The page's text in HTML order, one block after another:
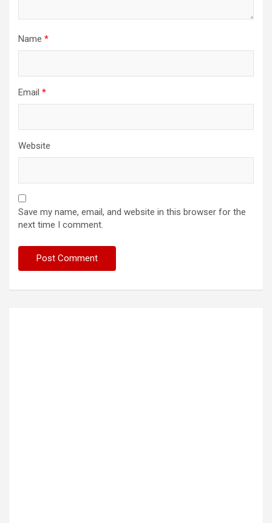
Name *
Email *
Website
Save my name, email, and website in this browser for the
next time I comment.